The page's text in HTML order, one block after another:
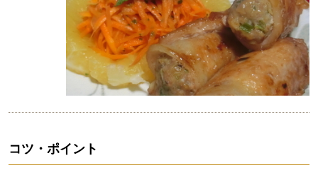
コツ・ポイント